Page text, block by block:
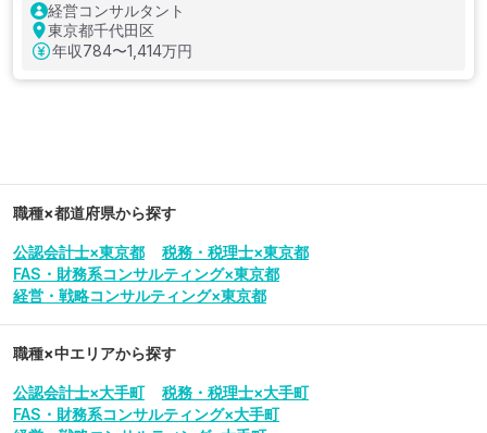
経営コンサルタント
東京都千代田区
年収784〜1,414万円
職種×都道府県から探す
公認会計士×東京都
税務・税理士×東京都
FAS・財務系コンサルティング×東京都
経営・戦略コンサルティング×東京都
職種×中エリアから探す
公認会計士×大手町
税務・税理士×大手町
FAS・財務系コンサルティング×大手町